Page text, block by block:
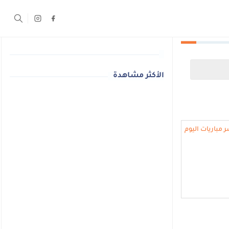
الأكثر مشاهدة